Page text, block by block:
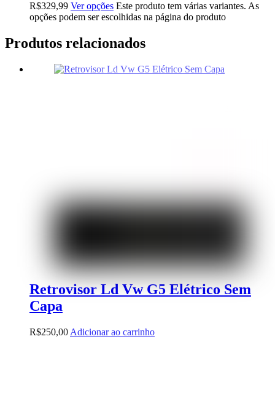
R$329,99 Ver opções Este produto tem várias variantes. As
opções podem ser escolhidas na página do produto
Produtos relacionados
Retrovisor Ld Vw G5 Elétrico Sem
Capa
R$250,00 Adicionar ao carrinho